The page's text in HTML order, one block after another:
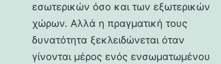
εσωτερικών όσο και των εξωτερικών
χώρων. Αλλά η πραγματική τους
δυνατότητα ξεκλειδώνεται όταν
γίνονται μέρος ενός ενσωματωμένου